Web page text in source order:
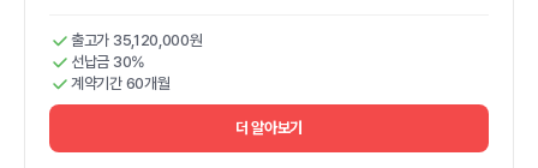
출고가 35,120,000원
선납금 30%
계약기간 60개월
더 알아보기